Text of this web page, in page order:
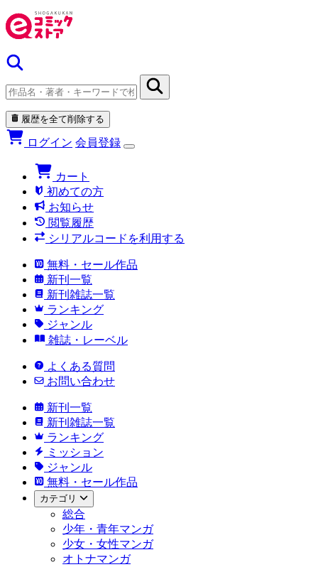
履歴を全て削除する
ログイン 会員登録
カート
初めての方
お知らせ
閲覧履歴
シリアルコードを利用する
無料・セール作品
新刊一覧
新刊雑誌一覧
ランキング
ジャンル
雑誌・レーベル
よくある質問
お問い合わせ
新刊一覧
新刊雑誌一覧
ランキング
ミッション
ジャンル
無料・セール作品
カテゴリ
総合
少年・青年マンガ
少女・女性マンガ
オトナマンガ